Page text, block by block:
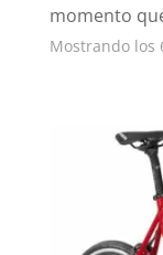
momento
Mostrando los